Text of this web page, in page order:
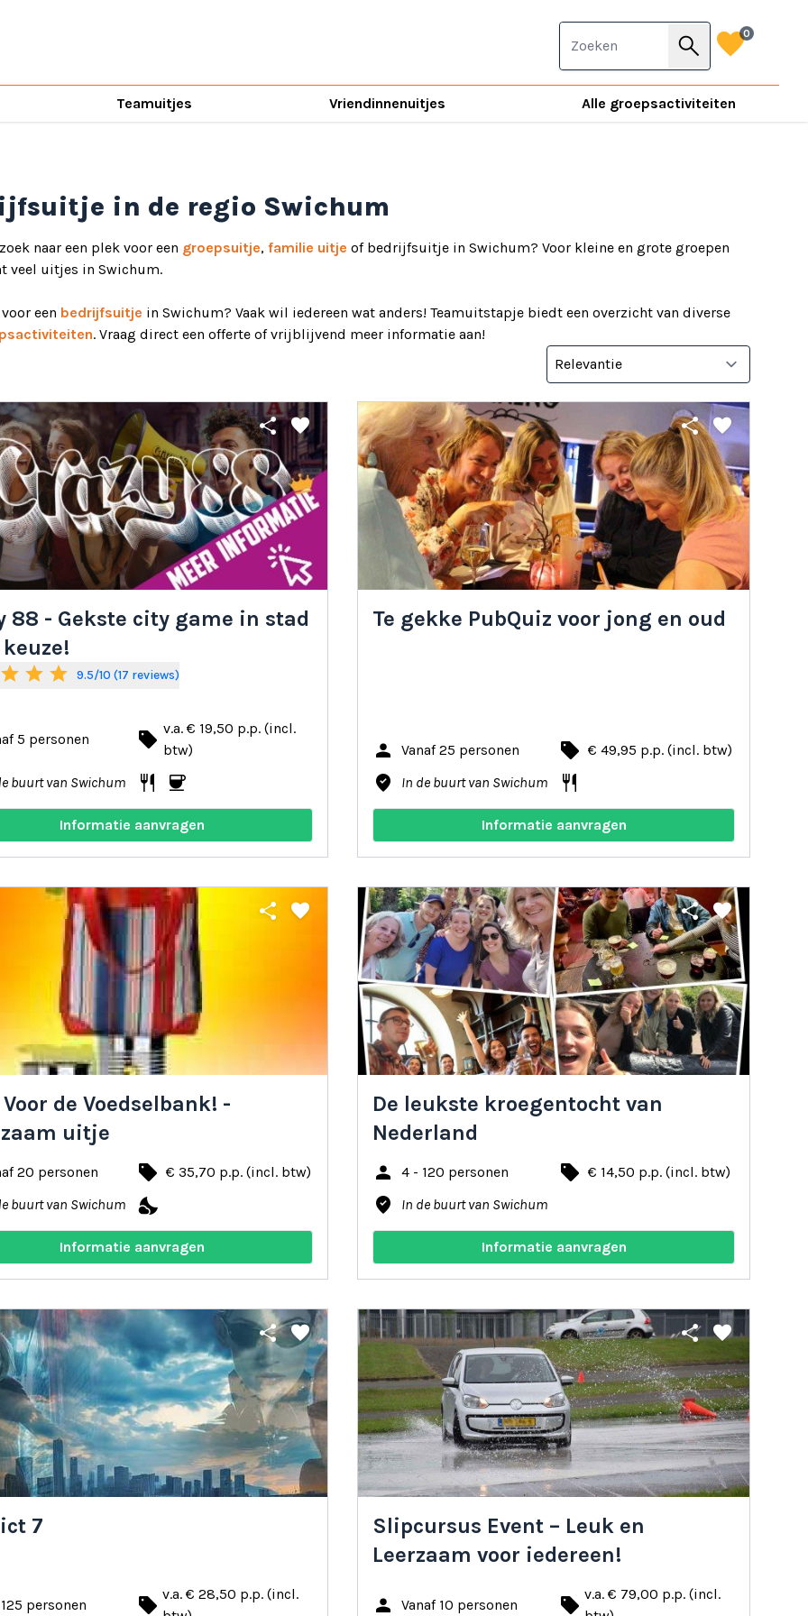
Teamuitjes Vriendinnenuitjes Alle groepsactiviteiten
search favorite0
in de regio Swichum
naar een plek voor een groepsuitje, familie uitje of bedrijfsuitje in Swichum? Voor kleine en grote groepen
veel uitjes in Swichum.
een bedrijfsuitje in Swichum? Vaak wil iedereen wat anders! Teamuitstapje biedt een overzicht van diverse
. Vraag direct een offerte of vrijblijvend meer informatie aan!
share favorite
88 - Gekste city game in stad
star star star 9.5/10 (17 reviews)
5 personen local_offer v.a. € 19,50 p.p. (incl.
btw)
buurt van Swichum restaurant coffee
Informatie aanvragen
share favorite
Te gekke PubQuiz voor jong en oud
person Vanaf 25 personen local_offer € 49,95 p.p. (incl. btw)
where_to_vote In de buurt van Swichum restaurant
Informatie aanvragen
share favorite
de Voedselbank! -
uitje
20 personen local_offer € 35,70 p.p. (incl. btw)
buurt van Swichum nights_stay
Informatie aanvragen
share favorite
De leukste kroegentocht van
Nederland
person
4 - 120 personen local_offer € 14,50 p.p. (incl. btw)
where_to_vote In de buurt van Swichum
Informatie aanvragen
share favorite
7
personen local_offer v.a. € 28,50 p.p. (incl.
share favorite
Slipcursus Event – Leuk en
Leerzaam voor iedereen!
person
Vanaf 10 personen local_offer v.a. € 79,00 p.p. (incl.